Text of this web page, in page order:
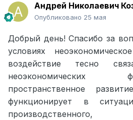
Андрей Николаевич
Опубликовано 25 мая
Добрый день! Спасибо за
условиях
воздействие тесно
пространственное
функционирует в
производственного,